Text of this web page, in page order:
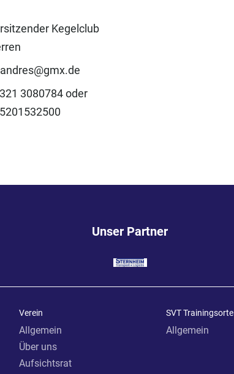
Kegelclub
3080784 oder
Unser Partner
Verein
Allgemein
Über uns
Aufsichtsrat
SVT Trainingsorte
Allgemein